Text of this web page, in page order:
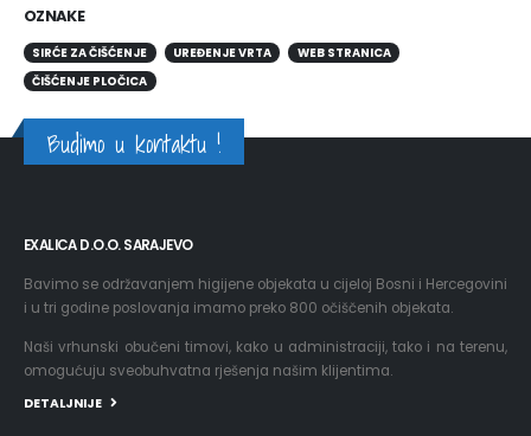
SIRĆE ZA ČIŠĆENJE
Budimo u kontaktu !
Bavimo se održavanjem higijene objekata u cijeloj Bosni i Hercegovini
Naši vrhunski obučeni timovi, kako u administraciji, tako i na terenu,
KONTAKTIRAJTE NAS